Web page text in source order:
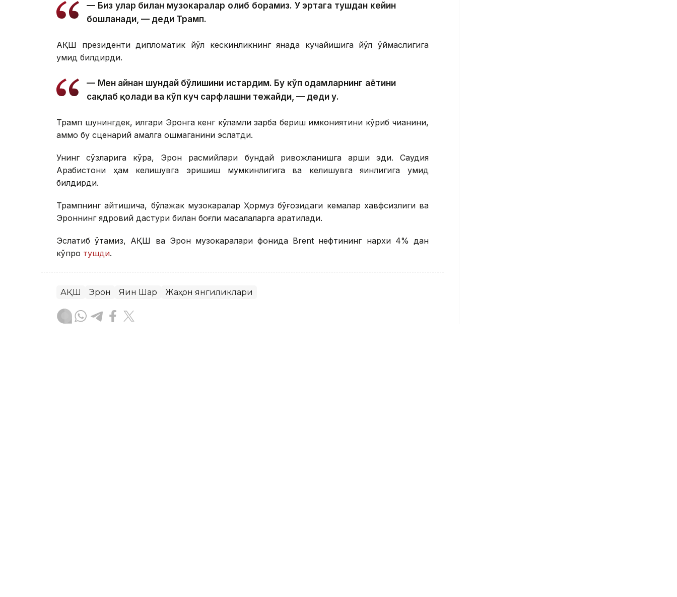
— Биз улар билан музокаралар олиб борамиз. У эртага тушдан кейин
бошланади, — деди Трамп.
АҚШ президенти дипломатик йўл кескинликнинг янада кучайишига йўл қўймаслигига
умид билдирди.
— Мен айнан шундай бўлишини истардим. Бу кўп одамларнинг ҳаётини
сақлаб қолади ва кўп куч сарфлашни тежайди, — деди у.
Трамп шунингдек, илгари Эронга кенг кўламли зарба бериш имкониятини кўриб чиққанини,
аммо бу сценарий амалга ошмаганини эслатди.
Унинг сўзларига кўра, Эрон расмийлари бундай ривожланишга қарши эди. Саудия
Арабистони ҳам келишувга эришиш мумкинлигига ва келишувга яқинлигига умид
билдирди.
Трампнинг айтишича, бўлажак музокаралар Ҳормуз бўғозидаги кемалар хавфсизлиги ва
Эроннинг ядровий дастури билан боғлиқ масалаларга қаратилади.
Эслатиб ўтамиз, АҚШ ва Эрон музокаралари фонида Brent нефтининг нархи 4% дан
кўпроқ тушди.
АҚШ Эрон Яқин Шарқ Жаҳон янгиликлари